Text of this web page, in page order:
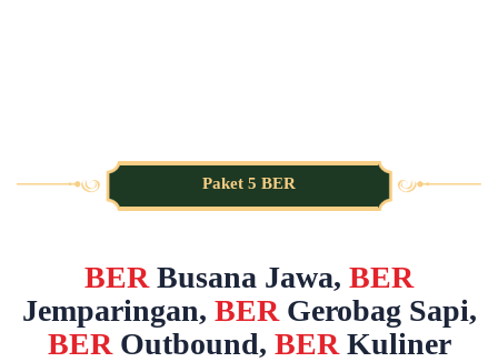
Paket 5 BER
BER Busana Jawa, BER
Jemparingan, BERGerobag Sapi,
BEROutbound, BERKuliner